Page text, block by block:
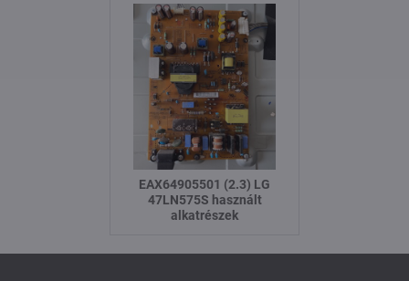
EAX64905501 (2.3) LG
47LN575S használt
alkatrészek